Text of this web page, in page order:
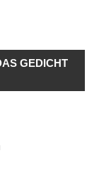
GEDICHT